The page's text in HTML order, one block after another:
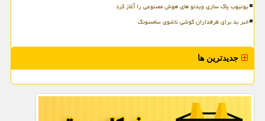
یوتیوب پاک سازی ویدئو های هوش مصنوعی را آغاز کرد
خبر بد برای طرفداران گوشی تاشوی سامسونگ
جدیدترین ها